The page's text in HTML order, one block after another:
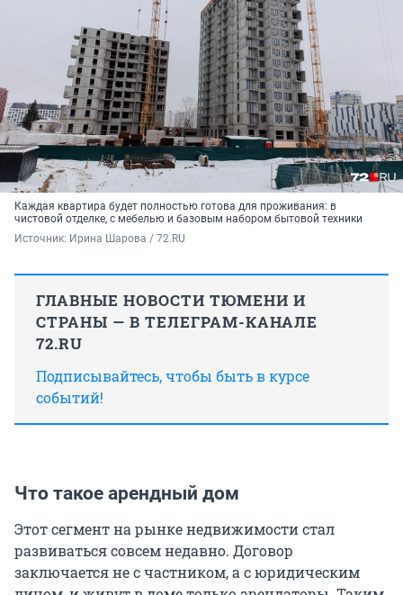
Каждая квартира будет полностью готова для проживания: в
чистовой отделке, с мебелью и базовым набором бытовой техники
Источник: Ирина Шарова / 72.RU
ГЛАВНЫЕ НОВОСТИ ТЮМЕНИ И
СТРАНЫ — В ТЕЛЕГРАМ-КАНАЛЕ
72.RU
Подписывайтесь, чтобы быть в курсе
событий!
Что такое арендный дом
Этот сегмент на рынке недвижимости стал
развиваться совсем недавно. Договор
заключается не с частником, а с юридическим